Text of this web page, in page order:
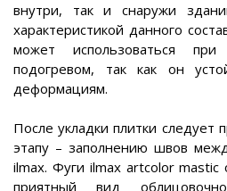
внутри, так и снаружи
характеристикой данного
может использоваться
подогревом, так как он
деформациям.
После укладки плитки следует
этапу – заполнению швов
ilmax. Фуги ilmax artcolor mastic
приятный вид